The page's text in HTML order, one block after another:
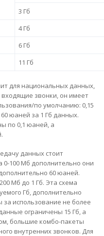
3 Гб
4 Гб
6 Гб
11 Гб
для национальных данных,
звонки, он имеет
по умолчанию: 0,15
юаней за 1 Гб данных.
по 0,1 юаней, а
данных стоит
0-100 Мб дополнительно они
60 юаней.
Мб до 1 Гб. Эта схема
Гб, дополнительно
использование не более
ограничены 15 Гб, а
большие комбо-пакеты
внутренних звонков. Для